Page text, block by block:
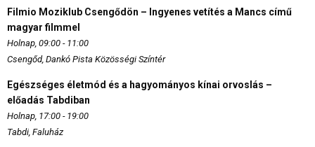
Filmio Moziklub Csengődön – Ingyenes vetítés a Mancs című
magyar filmmel
Holnap, 09:00 - 11:00
Csengőd, Dankó Pista Közösségi Színtér
Egészséges életmód és a hagyományos kínai orvoslás –
előadás Tabdiban
Holnap, 17:00 - 19:00
Tabdi, Faluház